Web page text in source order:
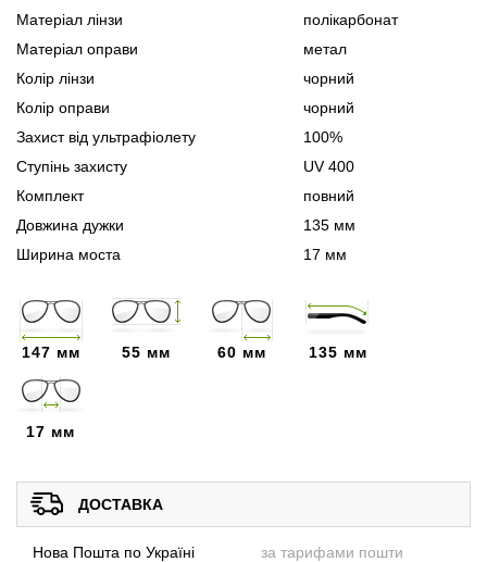
Матеріал лінзи
полікарбонат
Матеріал оправи
метал
Колір лінзи
чорний
Колір оправи
чорний
Захист від ультрафіолету
100%
Ступінь захисту
UV 400
Комплект
повний
Довжина дужки
135 мм
Ширина моста
17 мм
147 мм 55 мм 60 мм 135 мм
17 мм
ДОСТАВКА
Нова Пошта по Україні за тарифами пошти